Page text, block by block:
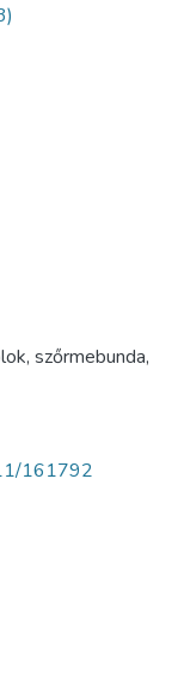
, szőrmebunda,
161792